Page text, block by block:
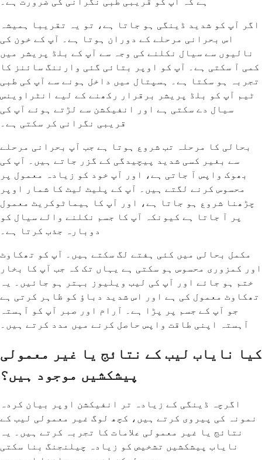
اگر آپ کو شدید ڈینگی ہو جاتا ہے، تو یہ تقریبا ہمیشہ
اس بحرانی مرحلے کے دوران ہوتا ہے۔ آپ کے خون کی
نالیوں سے سیال نکلنے کی وجہ سے آپ کے بلڈ پریشر میں
کمی آ سکتی ہے۔ آپ کو اوپر بتائی گئی وارننگ سائنز کا
تجربہ ہو سکتا ہے۔ ہسپتال میں داخل ہونے سے آپ کی طبی
ٹیم آپ کو بلڈ پریشر برقرار رکھنے کے لیے انٹراوینس
سیال دے سکتی ہے اور انفیکشن سے لڑتے ہوئے آپ کی
قریبی نگرانی کر سکتی ہے۔
بحالی کا مرحلہ تب شروع ہوتا ہے جب آپ بحرانی مرحلے
سے بغیر کسی شدید پیچیدگی کے گزر جاتے ہیں۔ آپ کی
بھوک واپس آ جاتی ہے، اور آپ خود کو زیادہ معمول پر
محسوس کرنے لگتے ہیں۔ آپ کے پلیٹ لیٹ کا شمار اوپر
چڑھنا شروع ہو جاتا ہے، اور آپ کا ہیماٹوکریٹ معمول
پر آ جاتا ہے کیونکہ آپ کا جسم نکلنے والے سیال کو
دوبارہ جذب کرتا ہے۔
مکمل بحالی میں کئی ہفتے لگ سکتے ہیں۔ آپ کو تھکاوٹ
اور کمزوری محسوس ہو سکتی ہے یہاں تک کہ جب آپ کا بخار
ختم ہو جائے اور آپ کی لیب ویلیوز بہتر ہو جائیں۔ یہ
تھکاوٹ معمول کی ہے اور اس شدید دباؤ کو ظاہر کرتی ہے
جو آپ کے جسم پر پڑا ہے۔ آرام اور صبر آپ کو آہستہ
آہستہ اپنی طاقت واپس حاصل کرنے میں مدد کرتے ہیں۔
کیا نایاب لیب کے نتائج یا غیر معمولی
پیشکشیں موجود ہیں؟
اگرچہ ڈینگی کے زیادہ تر انفیکشن اوپر بیان کردہ
نمونہ کی پیروی کرتے ہیں، کچھ لوگ غیر معمولی لیب کے
نتائج یا غیر معمولی علامات کا تجربہ کرتے ہیں۔ یہ
نایاب پیشکشیں تشخیص کو زیادہ چیلنجنگ بنا سکتی